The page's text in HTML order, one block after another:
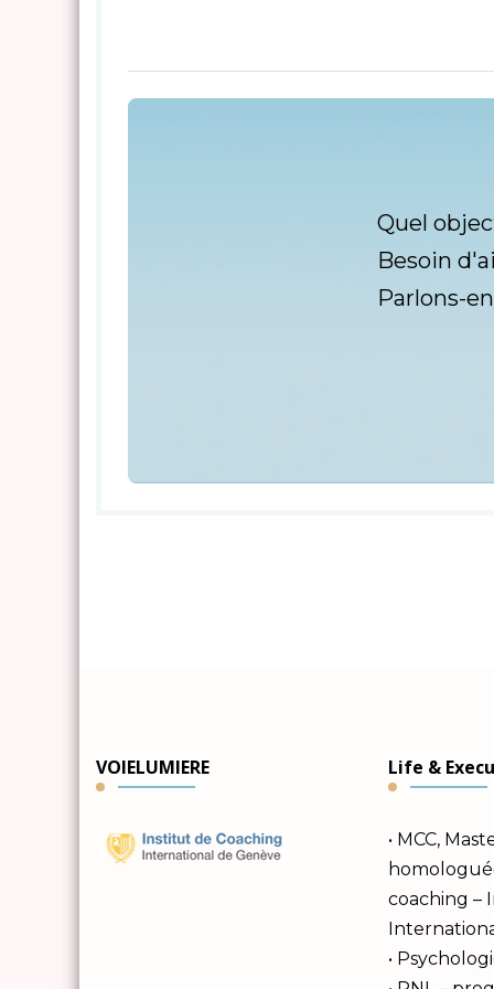
Quel
Besoin
Parlons-
VOIELUMIERE Life &
• MCC,
coaching –
•